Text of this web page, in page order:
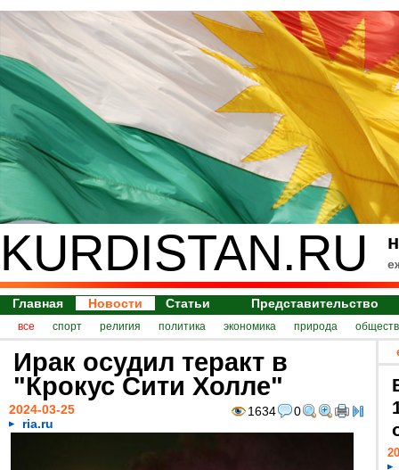
KURDISTAN.RU
Главная Новости Статьи Представительство
все спорт религия политика экономика природа
Ирак осудил теракт в
"Крокус Сити Холле"
1634 0
2024-03-25
ria.ru